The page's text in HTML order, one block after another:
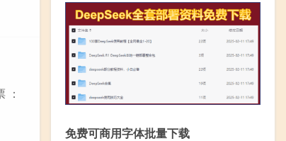
：
免费可商用字体批量下载